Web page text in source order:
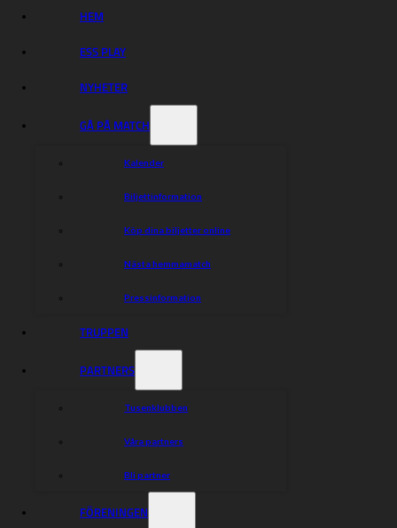
HEM
ESS PLAY
NYHETER
GÅ PÅ MATCH
Kalender
Biljettinformation
Köp dina biljetter online
Nästa hemmamatch
Pressinformation
TRUPPEN
PARTNERS
Tusenklubben
Våra partners
Bli partner
FÖRENINGEN